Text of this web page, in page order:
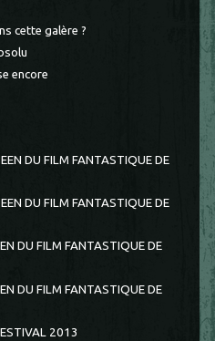
cette galère ?
encore
DU FILM FANTASTIQUE DE
DU FILM FANTASTIQUE DE
DU FILM FANTASTIQUE DE
DU FILM FANTASTIQUE DE
2013